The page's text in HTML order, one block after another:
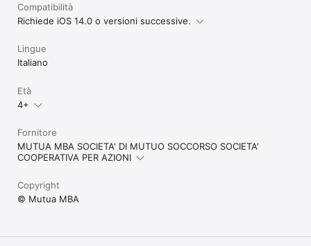
Compatibilità
Richiede iOS 14.0 o versioni successive.
Lingue
Italiano
Età
4+
Fornitore
MUTUA MBA SOCIETA' DI MUTUO SOCCORSO SOCIETA'
COOPERATIVA PER AZIONI
Copyright
© Mutua MBA